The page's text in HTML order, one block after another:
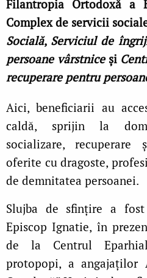
Filantropia Ortodoxă a
Complex de servicii
Socială, Serviciul de
persoane vârstniceși
recuperare pentru
Aici, beneficiarii au
caldă, sprijin la
socializare,
oferite cu dragoste,
de demnitatea persoanei.
Slujba de sfințire a
Episcop Ignatie, în
de la Centrul
protopopi, a angajaților